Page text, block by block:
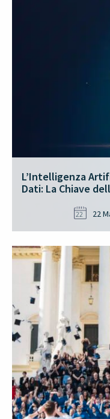
L’Intelligenza
Dati: La Chiave
22 22